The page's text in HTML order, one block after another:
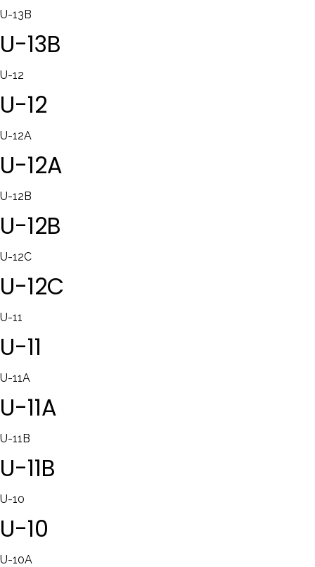
U-13B
U-13B
U-12
U-12
U-12A
U-12A
U-12B
U-12B
U-12C
U-12C
U-11
U-11
U-11A
U-11A
U-11B
U-11B
U-10
U-10
U-10A